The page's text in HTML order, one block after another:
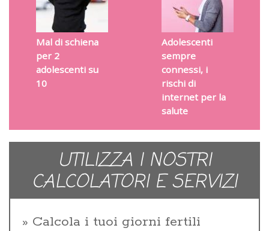
Mal di schiena
per 2
adolescenti su
10
Adolescenti
sempre
connessi, i
rischi di
internet per la
salute
UTILIZZA I NOSTRI
CALCOLATORI E SERVIZI
Calcola i tuoi giorni fertili